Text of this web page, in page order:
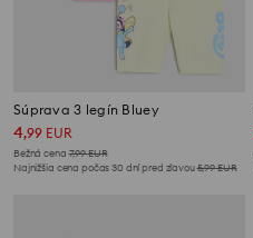
Súprava 3 legín Bluey
4,99 EUR
Bežná cena 7,99EUR
Najnižšia cena počas 30 dní pred zľavou5,99EUR